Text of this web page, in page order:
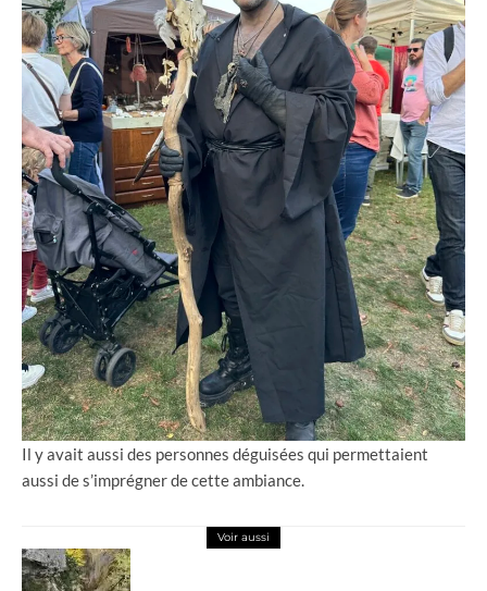
Il y avait aussi des personnes déguisées qui permettaient
aussi de s’imprégner de cette ambiance.
Voir aussi